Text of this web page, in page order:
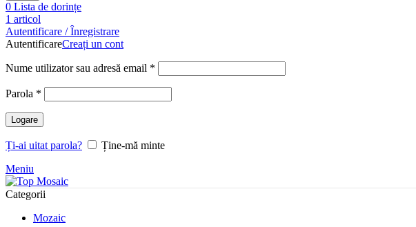
0 Lista de dorințe
1 articol
Autentificare / Înregistrare
AutentificareCreați un cont
Nume utilizator sau adresă email *
Parola *
Logare
Ți-ai uitat parola?
Ține-mă minte
Meniu
Categorii
Mozaic